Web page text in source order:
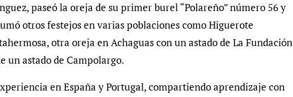
paseó la oreja de su primer burel “Polareño” número 56 y
otros festejos en varias poblaciones como Higuerote
otra oreja en Achaguas con un astado de La Fundación
un astado de Campolargo.
en España y Portugal, compartiendo aprendizaje con